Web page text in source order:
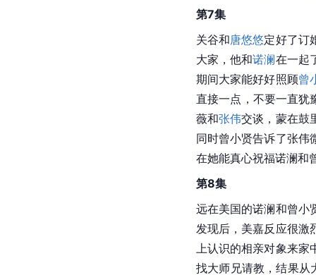
第7集
关谷和唐悠悠定好了订
大家，他和诺澜在一起
期间大家能好好照顾曾
直接一点，不要一直犹
薇和张伟交谈，蒙在鼓
同时曾小贤告诉了张伟
在她能真心祝福诺澜和
第8集
远在美国的诺澜和曾小
发现后，美嘉反应很激
上认识的相亲对象来家
找大师兄请教，结果从